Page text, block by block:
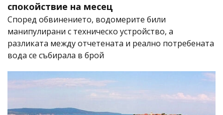
спокойствие на месец
Според обвинението, водомерите били
манипулирани с техническо устройство, а
разликата между отчетената и реално потребената
вода се събирала в брой